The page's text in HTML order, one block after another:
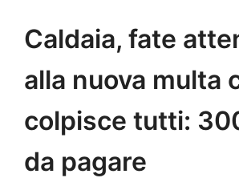
Caldaia, fate
alla nuova multa
colpisce tutti:
da pagare